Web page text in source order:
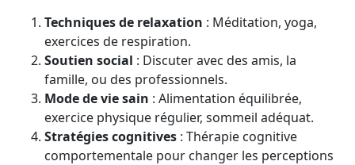
Techniques de relaxation : Méditation, yoga,
exercices de respiration.
Soutien social : Discuter avec des amis, la
famille, ou des professionnels.
Mode de vie sain : Alimentation équilibrée,
exercice physique régulier, sommeil adéquat.
Stratégies cognitives : Thérapie cognitive
comportementale pour changer les perceptions